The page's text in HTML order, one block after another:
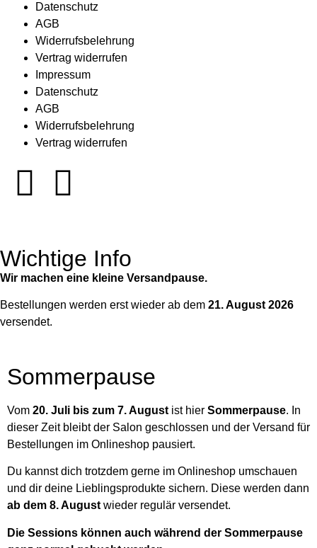
Datenschutz
AGB
Widerrufsbelehrung
Vertrag widerrufen
Impressum
Datenschutz
AGB
Widerrufsbelehrung
Vertrag widerrufen
Wichtige Info
Wir machen eine kleine Versandpause.
Bestellungen werden erst wieder ab dem 21. August 2026
versendet.
Sommerpause
Vom 20. Juli bis zum 7. August ist hier Sommerpause. In
dieser Zeit bleibt der Salon geschlossen und der Versand für
Bestellungen im Onlineshop pausiert.
Du kannst dich trotzdem gerne im Onlineshop umschauen
und dir deine Lieblingsprodukte sichern. Diese werden dann
ab dem 8. August wieder regulär versendet.
Die Sessions können auch während der Sommerpause